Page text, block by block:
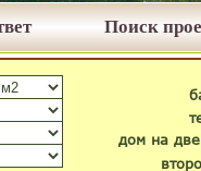
Поиск
дом на